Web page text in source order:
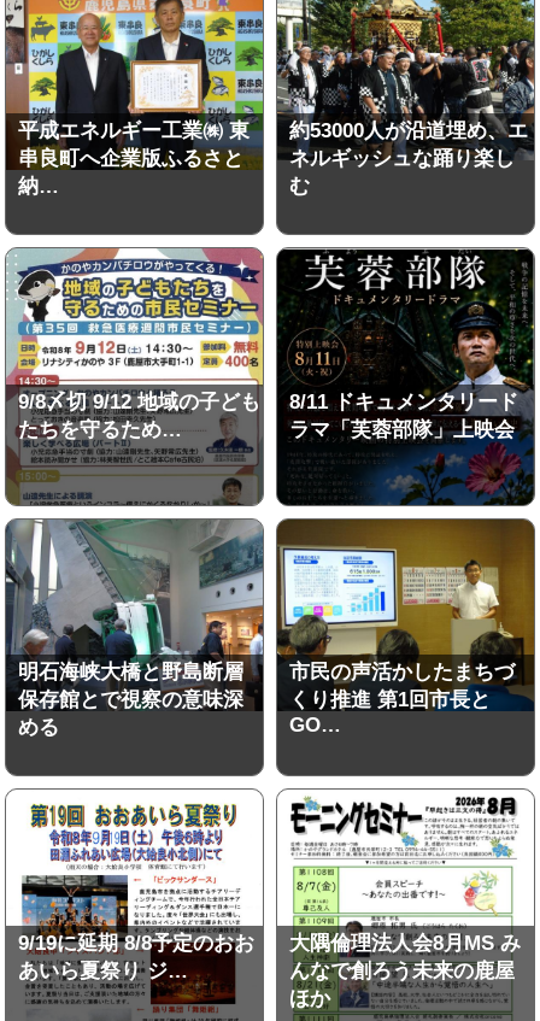
平成エネルギー工業㈱ 東
串良町へ企業版ふるさと
納…
約53000人が沿道埋め、エ
ネルギッシュな踊り楽し
む
9/8〆切 9/12 地域の子ども
たちを守るため…
8/11 ドキュメンタリード
ラマ「芙蓉部隊」上映会
明石海峡大橋と野島断層
保存館とで視察の意味深
める
市民の声活かしたまちづ
くり推進 第1回市長と
GO…
9/19に延期 8/8予定のおお
あいら夏祭り ジ…
大隅倫理法人会8月MS み
んなで創ろう未来の鹿屋
ほか